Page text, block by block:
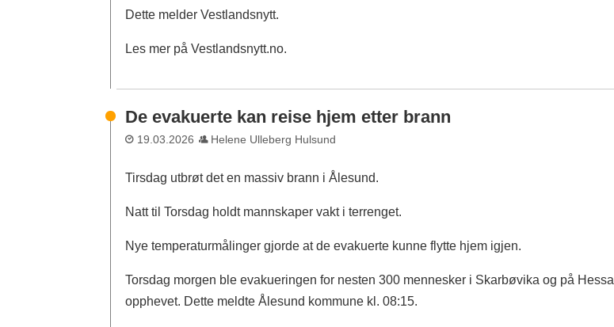
Dette melder Vestlandsnytt.
Les mer på Vestlandsnytt.no.
De evakuerte kan reise hjem etter brann
19.03.2026 Helene Ulleberg Hulsund
Tirsdag utbrøt det en massiv brann i Ålesund.
Natt til Torsdag holdt mannskaper vakt i terrenget.
Nye temperaturmålinger gjorde at de evakuerte kunne flytte hjem igjen.
Torsdag morgen ble evakueringen for nesten 300 mennesker i Skarbøvika og på Hessa
opphevet. Dette meldte Ålesund kommune kl. 08:15.